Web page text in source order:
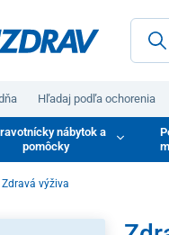
Hľadaj podľa ochorenia
nábytok a
pomôcky
Zdravá výživa